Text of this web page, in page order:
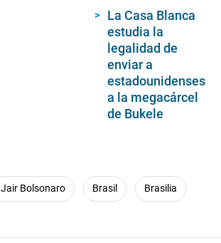
La Casa Blanca
estudia la
legalidad de
enviar a
estadounidenses
a la megacárcel
de Bukele
Jair Bolsonaro Brasil Brasilia